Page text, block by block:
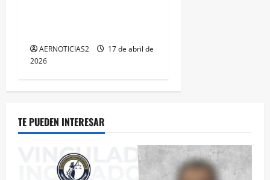
AERNOTICIAS2
17 de abril de
2026
TE PUEDEN INTERESAR